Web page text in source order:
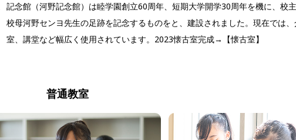
記念館（河野記念館）は睦学園創立60周年、短期大学開学30周年を機に、校
校母河野センヨ先生の足跡を記念するものをと、建設されました。現在では
室、講堂など幅広く使用されています。2023懐古室完成→ 【懐古室】
普通教室